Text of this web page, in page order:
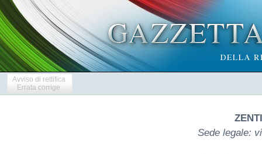
Avviso di rettifica
Errata corrige
Sede legale: